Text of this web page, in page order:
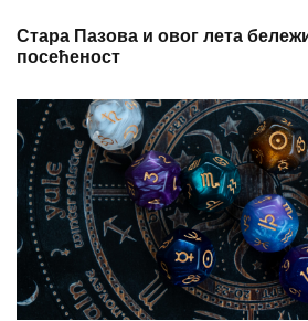
Стара Пазова и овог лета
посећеност